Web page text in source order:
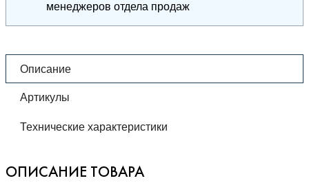
менеджеров отдела продаж
Описание
Артикулы
Технические характеристики
ОПИСАНИЕ ТОВАРА